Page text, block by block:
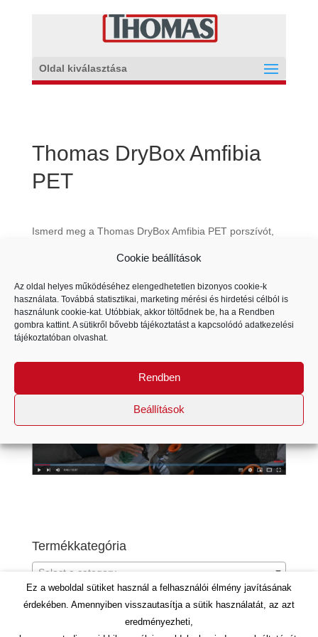
Cookie beállítások
Az oldal helyes működéséhez elengedhetetlen bizonyos cookie-k
használata. Továbbá statisztikai, marketing mérési és hirdetési célból is
használunk cookie-kat. Utóbbiak, akkor töltődnek be, ha a Rendben
gombra kattint. A sütikről bővebb tájékoztatást a kapcsolódó adatkezelési
tájékoztatóban olvashat.
Rendben
Beállítások
Oldal kiválasztása
Thomas DryBox Amfibia
PET
Ismerd meg a Thomas DryBox Amfibia PET porszívót,
kisállattartóknak lett kifejlesztve. A készülék mindent tud
ami a tiszta lakáshoz kell: használható porzsákkal,
portartállyal és vízszűrővel is, ezen felül pedig egy
igazán hatákony takarítógép is!
Termékkategória
Select a category
Ez a weboldal sütiket használ a felhasználói élmény javításának
érdekében. Amennyiben visszautasítja a sütik használatát, az azt
eredményezheti,